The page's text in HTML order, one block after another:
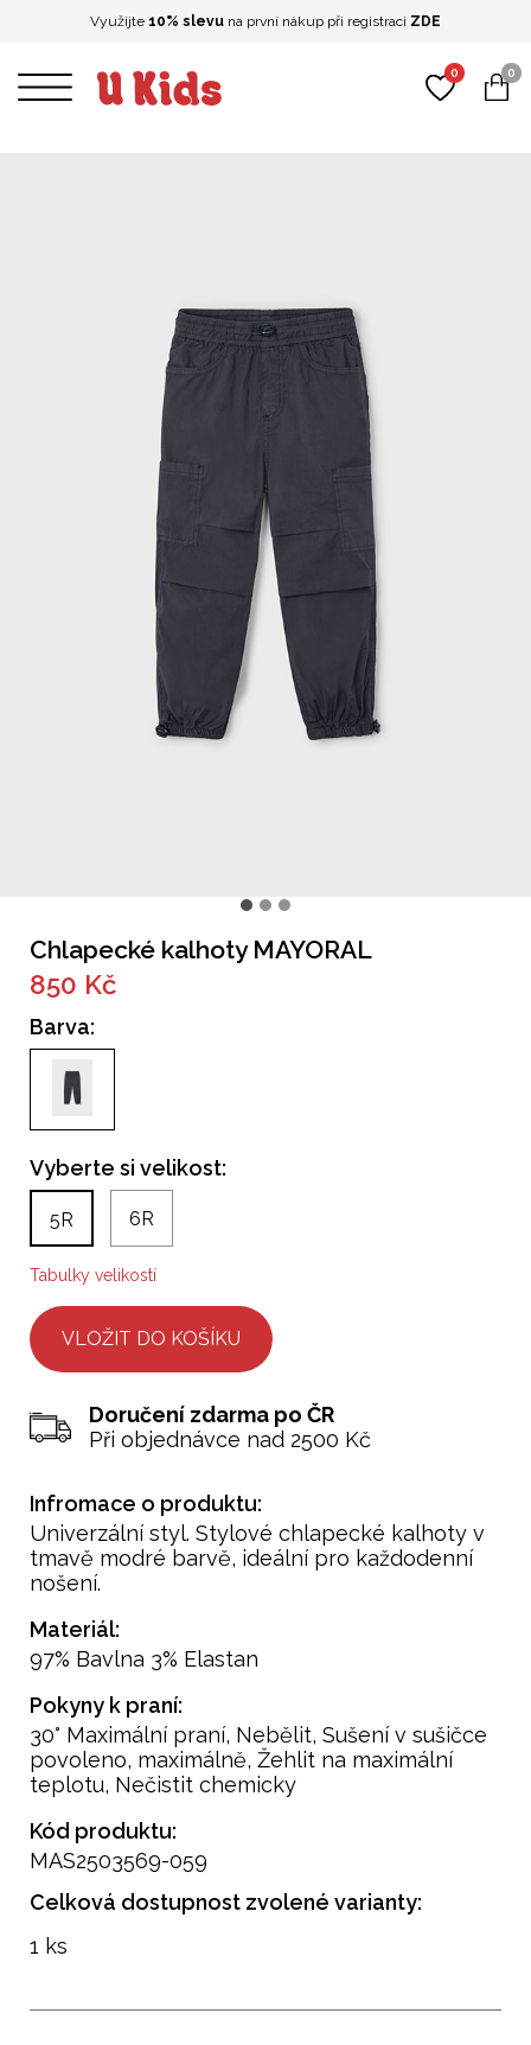
Chlapecké kalhoty MAYORAL
850 Kč
Barva:
Vyberte si velikost:
5R 6R
Tabulky velikostí
Doručení zdarma po ČR
Při objednávce nad 2500 Kč
Infromace o produktu:
Univerzální styl. Stylové chlapecké kalhoty v
tmavě modré barvě, ideální pro každodenní
nošení.
Materiál:
97% Bavlna 3% Elastan
Pokyny k praní:
30° Maximální praní, Nebělit, Sušení v sušičce
povoleno, maximálně, Žehlit na maximální
teplotu, Nečistit chemicky
Kód produktu:
MAS2503569-059
Celková dostupnost zvolené varianty:
1 ks
Využijte 10% slevu na první nákup při registraci ZDE
0
0